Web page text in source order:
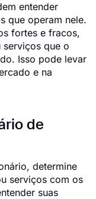
entender
que operam nele.
fortes e fracos,
que o
Isso pode levar
e na
de
determine
serviços com os
suas